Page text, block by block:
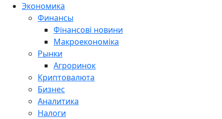
Экономика
Финансы
Фінансові новини
Макроекономіка
Рынки
Агроринок
Криптовалюта
Бизнес
Аналитика
Налоги